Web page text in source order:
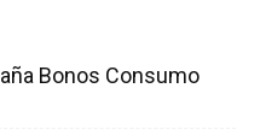
Bonos Consumo